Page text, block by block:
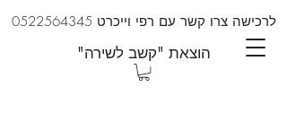
"הוצאת "קשב לשירה
לרכישה צרו קשר עם רפי וייכרט 0522564345